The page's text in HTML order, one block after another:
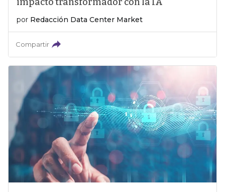
por Redacción Data Center Market
Compartir